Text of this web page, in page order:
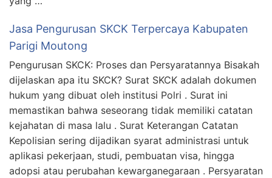
Jasa Pengurusan SKCK Terpercaya Kabupaten
Parigi Moutong
Pengurusan SKCK: Proses dan Persyaratannya Bisakah
dijelaskan apa itu SKCK? Surat SKCK adalah dokumen
hukum yang dibuat oleh institusi Polri . Surat ini
memastikan bahwa seseorang tidak memiliki catatan
kejahatan di masa lalu . Surat Keterangan Catatan
Kepolisian sering dijadikan syarat administrasi untuk
aplikasi pekerjaan, studi, pembuatan visa, hingga
adopsi atau perubahan kewarganegaraan . Persyaratan